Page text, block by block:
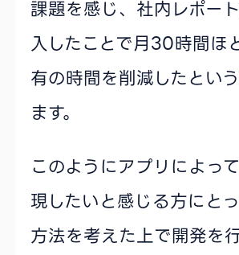
課題を感じ、社内レポー
入したことで月30時間ほ
有の時間を削減したとい
ます。
このようにアプリによっ
現したいと感じる方にと
方法を考えた上で開発を